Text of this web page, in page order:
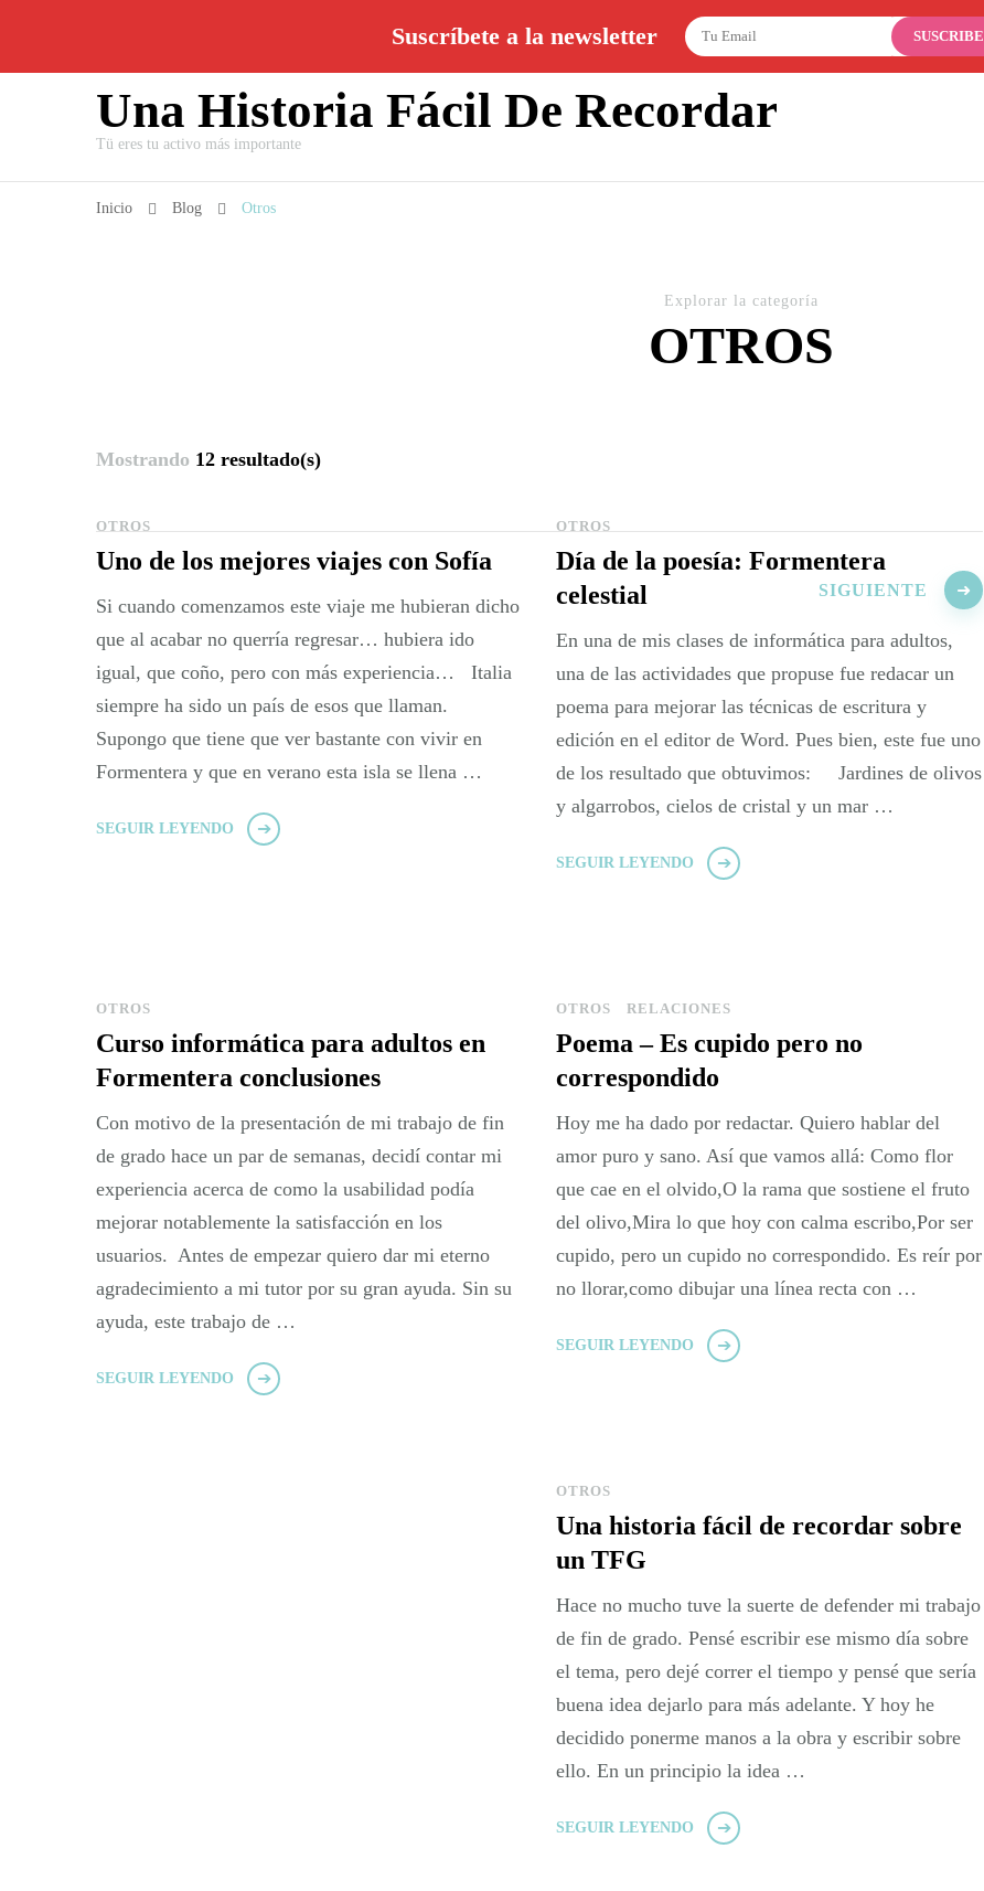
Suscríbete a la newsletter
hol@unahistoriafacilderecordar.com
Una Historia Fácil De Recordar
Tü eres tu activo más importante
Inicio Blog Otros
Explorar la categoría
OTROS
Mostrando 12 resultado(s)
OTROS
Uno de los mejores viajes con Sofía
Si cuando comenzamos este viaje me hubieran dicho
que al acabar no querría regresar… hubiera ido
igual, que coño, pero con más experiencia… Italia
siempre ha sido un país de esos que llaman.
Supongo que tiene que ver bastante con vivir en
Formentera y que en verano esta isla se llena …
SEGUIR LEYENDO
OTROS
Día de la poesía: Formentera
celestial
En una de mis clases de informática para adultos,
una de las actividades que propuse fue redacar un
poema para mejorar las técnicas de escritura y
edición en el editor de Word. Pues bien, este fue uno
de los resultado que obtuvimos: Jardines de olivos
y algarrobos, cielos de cristal y un mar …
SEGUIR LEYENDO
OTROS
Curso informática para adultos en
Formentera conclusiones
Con motivo de la presentación de mi trabajo de fin
de grado hace un par de semanas, decidí contar mi
experiencia acerca de como la usabilidad podía
mejorar notablemente la satisfacción en los
usuarios. Antes de empezar quiero dar mi eterno
agradecimiento a mi tutor por su gran ayuda. Sin su
ayuda, este trabajo de …
SEGUIR LEYENDO
OTROS RELACIONES
Poema – Es cupido pero no
correspondido
Hoy me ha dado por redactar. Quiero hablar del
amor puro y sano. Así que vamos allá: Como flor
que cae en el olvido,O la rama que sostiene el fruto
del olivo,Mira lo que hoy con calma escribo,Por ser
cupido, pero un cupido no correspondido. Es reír por
no llorar,como dibujar una línea recta con …
SEGUIR LEYENDO
OTROS
Una historia fácil de recordar sobre
un TFG
Hace no mucho tuve la suerte de defender mi trabajo
de fin de grado. Pensé escribir ese mismo día sobre
el tema, pero dejé correr el tiempo y pensé que sería
buena idea dejarlo para más adelante. Y hoy he
decidido ponerme manos a la obra y escribir sobre
ello. En un principio la idea …
SEGUIR LEYENDO
Paginación
de
entradas
SIGUIENTE